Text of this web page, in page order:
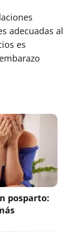
adecuadas al
es
posparto: